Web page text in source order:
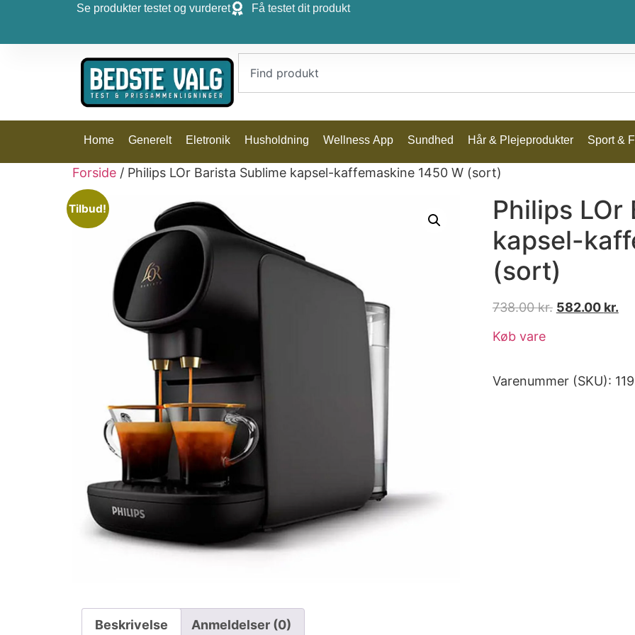
Se produkter testet og vurderet Få testet dit produkt
Home Generelt Eletronik Husholdning Wellness App Sundhed Hår & Plejeprodukter Sport &
Forside / Philips LOr Barista Sublime kapsel-kaffemaskine 1450 W (sort)
Tilbud!
Philips LOr
kapsel-
(sort)
738.00kr. 582.00 kr.
Køb vare
Varenummer (SKU):
Beskrivelse Anmeldelser (0)